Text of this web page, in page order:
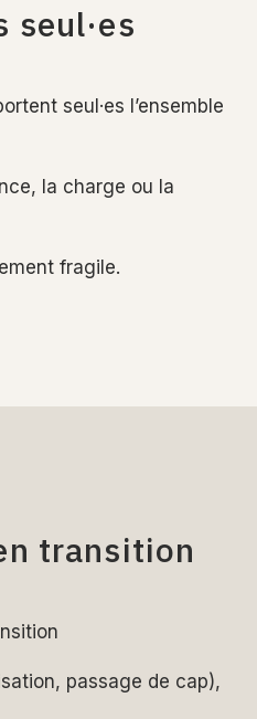
seul·es
seul·es l’ensemble
la charge ou la
fragile.
transition
passage de cap),